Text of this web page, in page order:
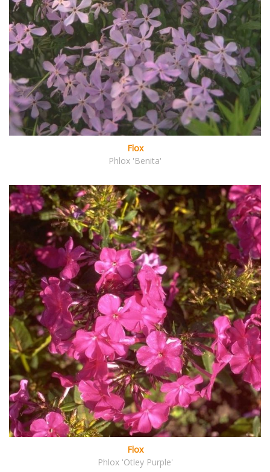
Flox
Phlox 'Benita'
Flox
Phlox 'Otley Purple'